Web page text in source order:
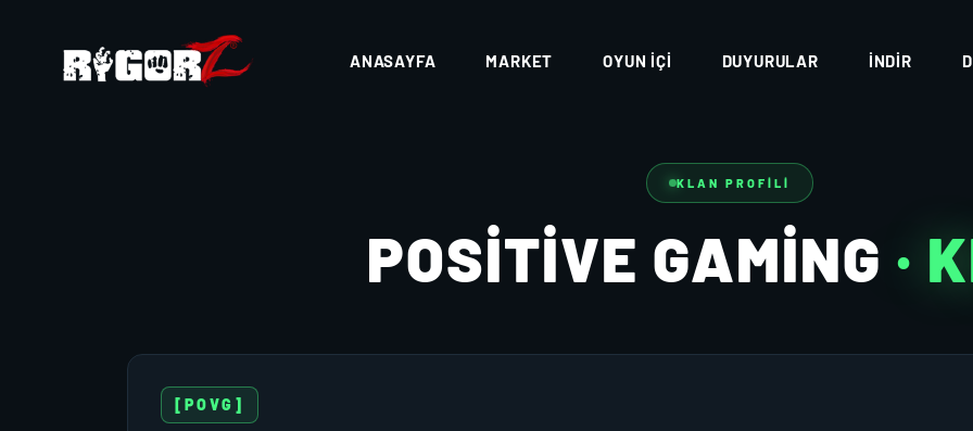
ANASAYFA MARKET OYUN İÇI DUYURULAR İNDIR
KLAN PROFILI
POSİTİVE GAMİNG ·
[POVG]